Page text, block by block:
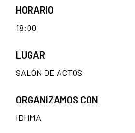
HORARIO
18:00
LUGAR
SALÓN DE ACTOS
ORGANIZAMOS CON
IDHMA